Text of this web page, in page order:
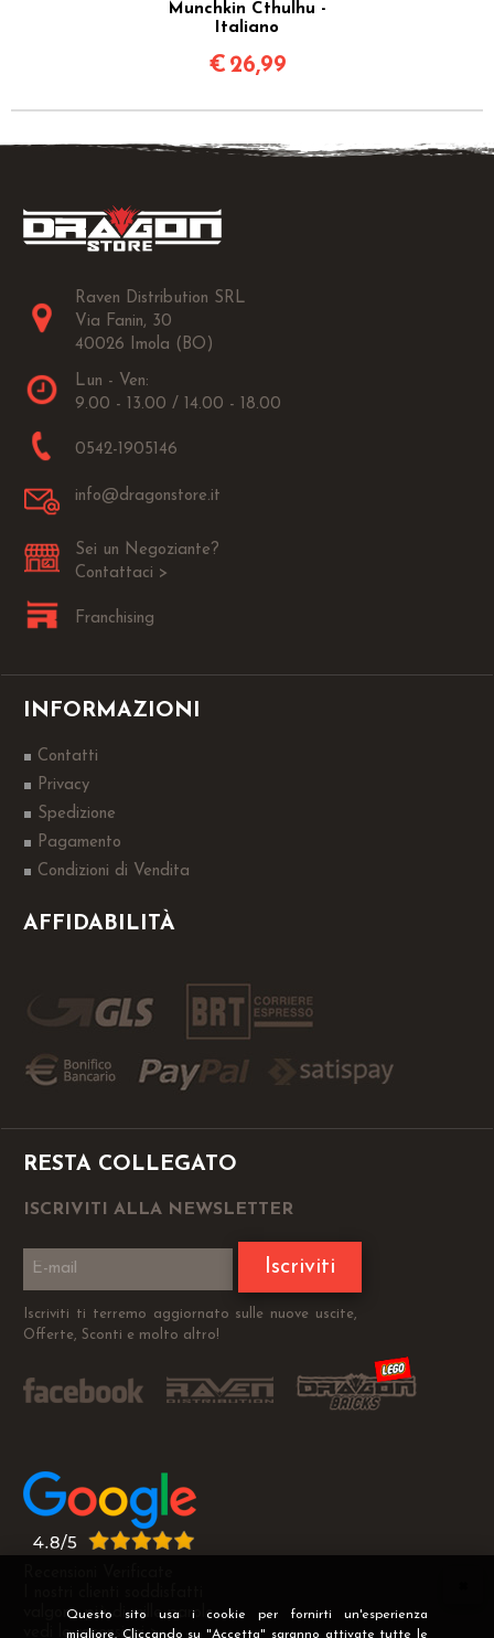
Questo sito usa i cookie per fornirti un'esperienza
migliore. Cliccando su "Accetta" saranno attivate tutte le
Munchkin Cthulhu -
Italiano
€ 26,99
Raven Distribution SRL
Via Fanin, 30
40026 Imola (BO)
Lun - Ven:
9.00 - 13.00 / 14.00 - 18.00
0542-1905146
info@dragonstore.it
Sei un Negoziante?
Contattaci >
Franchising
INFORMAZIONI
Contatti
Privacy
Spedizione
Pagamento
Condizioni di Vendita
AFFIDABILITÀ
RESTA COLLEGATO
ISCRIVITI ALLA NEWSLETTER
Iscriviti
Iscriviti ti terremo aggiornato sulle nuove uscite,
Offerte, Sconti e molto altro!
valgono più di mille parole
vedi le recensioni >